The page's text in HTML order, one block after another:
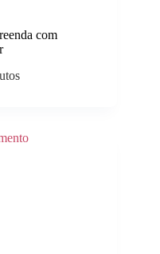
com